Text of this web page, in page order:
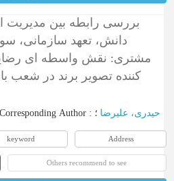
بررسی رابطه بین مدیریت
دانش، تعهد سازمانی،
مشتری: نقش واسطه ای
کننده تصویر برند در شعب
Corresponding Author : حیدری، علیرضا ؛
keyword Address
Others recommend to see